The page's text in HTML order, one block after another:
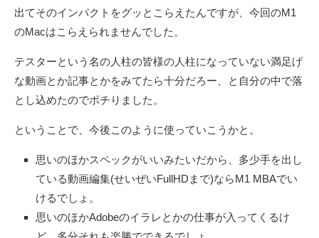
出てそのインパクトをグッとこらえたんですが、今回のM1
のMacはこらえられませんでした。
テスターという名の人柱の皆様の人柱になっていない満足げ
な動画とか記事とかをみてたら十分だろー、と自分の中で落
とし込めたのでポチりました。
ということで、今後このように使っていこうかと。
思いのほかスペックがいいみたいだから、多少手を出し
ている動画編集(せいぜいFullHDまで)ならM1 MBAでい
けるでしょ。
思いのほかAdobeのイラレとかの仕事が入ってくるけ